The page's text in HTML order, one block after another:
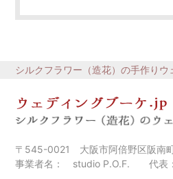
シルクフラワー（造花）の手作りウ
〒545-0021 大阪市阿倍野区阪南
事業者名： studio P.O.F. 代表